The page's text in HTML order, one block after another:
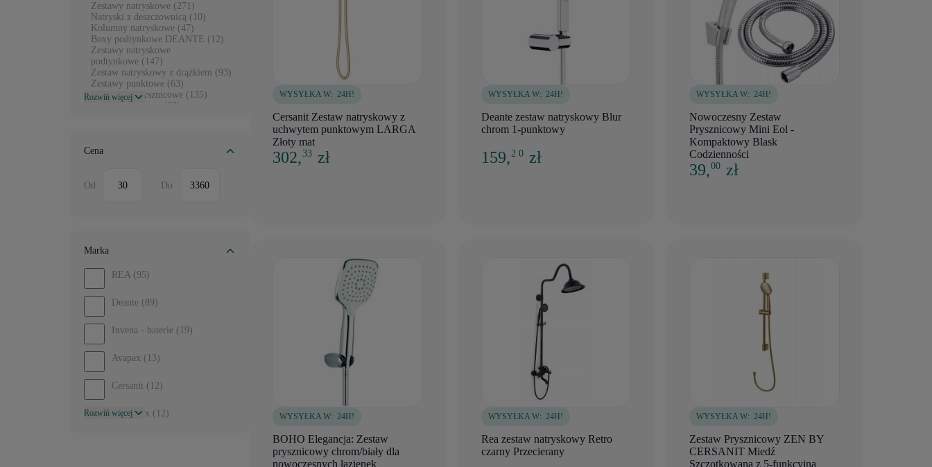
Zestawy natryskowe (271)
Natryski z deszczownicą (10)
Kolumny natryskowe (47)
Boxy podtynkowe DEANTE (12)
Zestawy natryskowe
podtynkowe (147)
Zestaw natryskowy z drążkiem (93)
Zestawy punktowe (63)
Słuchawki prysznicowe (135)
Przyłącza Kątowe (66)
Drążki prysznicowe (34)
Wylewki prysznicowe (37)
Rozwiń więcej
Cena
Od Do
Marka
REA (95)
Deante (89)
Invena - baterie (19)
Avapax (13)
Cersanit (12)
Kuchinox (12)
Rozwiń więcej
WYSYŁKA W: 24H!
Cersanit Zestaw natryskowy z
uchwytem punktowym LARGA
Złoty mat
302,33 zł
WYSYŁKA W: 24H!
Deante zestaw natryskowy Blur
chrom 1-punktowy
159,2 0 zł
WYSYŁKA W: 24H!
Nowoczesny Zestaw
Prysznicowy Mini Eol -
Kompaktowy Blask
Codzienności
39,00 zł
WYSYŁKA W: 24H!
BOHO Elegancja: Zestaw
prysznicowy chrom/biały dla
nowoczesnych łazienek
WYSYŁKA W: 24H!
Rea zestaw natryskowy Retro
czarny Przecierany
WYSYŁKA W: 24H!
Zestaw Prysznicowy ZEN BY
CERSANIT Miedź
Szczotkowana z 5-funkcyjną